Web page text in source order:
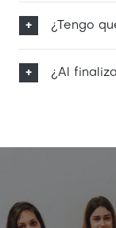
¿Tengo
¿Al